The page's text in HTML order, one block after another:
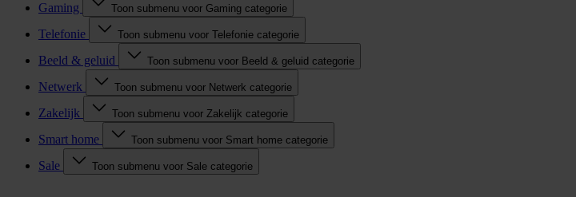
Gaming Toon submenu voor Gaming categorie
Telefonie Toon submenu voor Telefonie categorie
Beeld & geluid Toon submenu voor Beeld & geluid categorie
Netwerk Toon submenu voor Netwerk categorie
Zakelijk Toon submenu voor Zakelijk categorie
Smart home Toon submenu voor Smart home categorie
Sale Toon submenu voor Sale categorie